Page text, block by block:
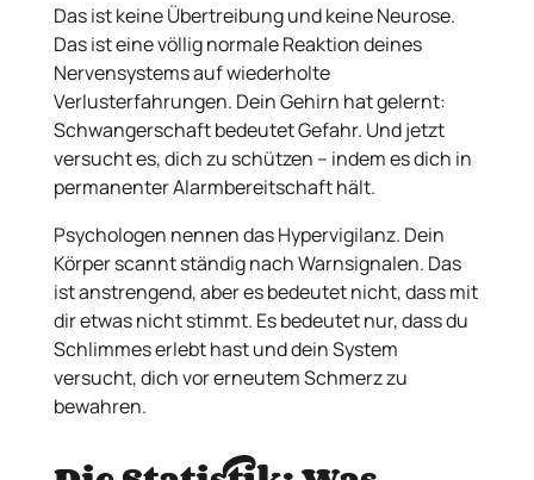
Das ist keine Übertreibung und keine Neurose.
Das ist eine völlig normale Reaktion deines
Nervensystems auf wiederholte
Verlusterfahrungen. Dein Gehirn hat gelernt:
Schwangerschaft bedeutet Gefahr. Und jetzt
versucht es, dich zu schützen – indem es dich in
permanenter Alarmbereitschaft hält.
Psychologen nennen das Hypervigilanz. Dein
Körper scannt ständig nach Warnsignalen. Das
ist anstrengend, aber es bedeutet nicht, dass mit
dir etwas nicht stimmt. Es bedeutet nur, dass du
Schlimmes erlebt hast und dein System
versucht, dich vor erneutem Schmerz zu
bewahren.